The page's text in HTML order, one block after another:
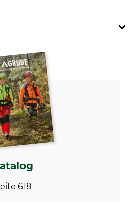
Germany, www.geka.de
Produkttyp
Basisset
618